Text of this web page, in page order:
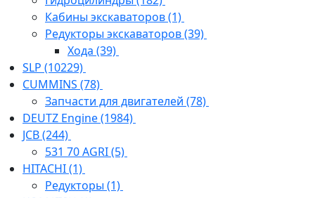
Кабины экскаваторов(1)
Редукторы экскаваторов(39)
Хода (39)
SLP (10229)
CUMMINS (78)
Запчасти для двигателей (78)
DEUTZ Engine(1984)
JCB(244)
531 70 AGRI(5)
HITACHI(1)
Редукторы (1)